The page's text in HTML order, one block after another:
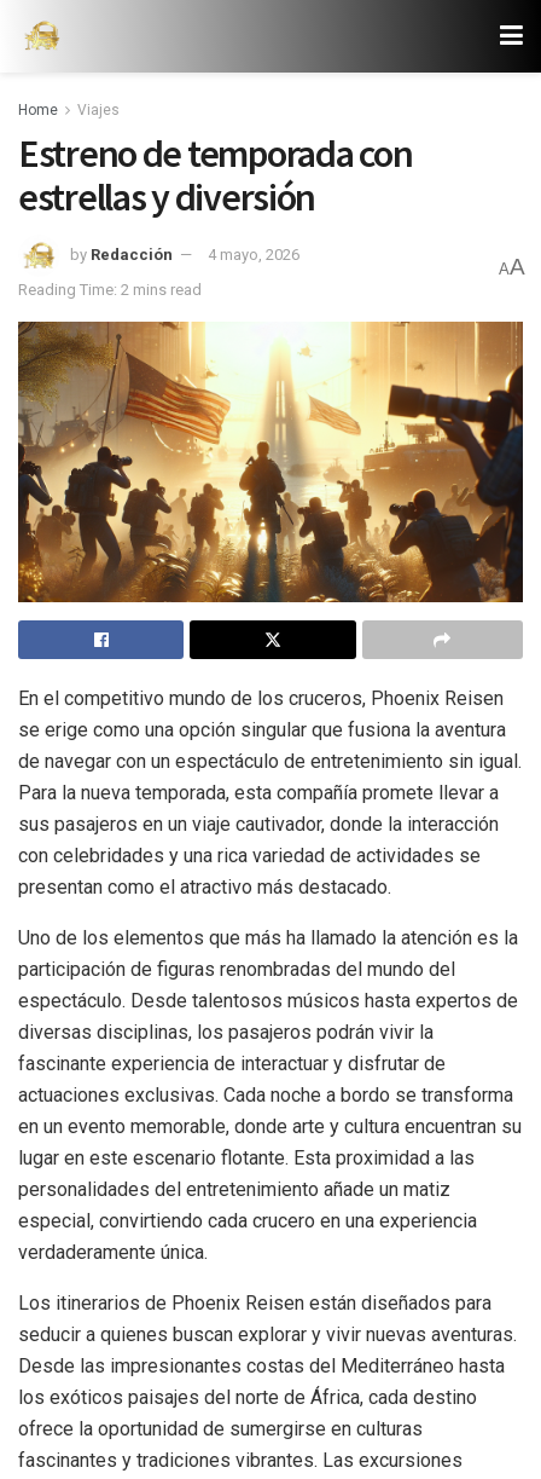
Home Viajes
Estreno de temporada con
estrellas y diversión
by Redacción
4 mayo, 2026
Reading Time: 2 mins read
AA
En el competitivo mundo de los cruceros, Phoenix Reisen
se erige como una opción singular que fusiona la aventura
de navegar con un espectáculo de entretenimiento sin igual.
Para la nueva temporada, esta compañía promete llevar a
sus pasajeros en un viaje cautivador, donde la interacción
con celebridades y una rica variedad de actividades se
presentan como el atractivo más destacado.
Uno de los elementos que más ha llamado la atención es la
participación de figuras renombradas del mundo del
espectáculo. Desde talentosos músicos hasta expertos de
diversas disciplinas, los pasajeros podrán vivir la
fascinante experiencia de interactuar y disfrutar de
actuaciones exclusivas. Cada noche a bordo se transforma
en un evento memorable, donde arte y cultura encuentran su
lugar en este escenario flotante. Esta proximidad a las
personalidades del entretenimiento añade un matiz
especial, convirtiendo cada crucero en una experiencia
verdaderamente única.
Los itinerarios de Phoenix Reisen están diseñados para
seducir a quienes buscan explorar y vivir nuevas aventuras.
Desde las impresionantes costas del Mediterráneo hasta
los exóticos paisajes del norte de África, cada destino
ofrece la oportunidad de sumergirse en culturas
fascinantes y tradiciones vibrantes. Las excursiones